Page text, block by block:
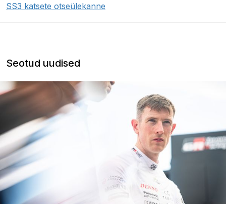
SS3 katsete otseülekanne
Seotud uudised